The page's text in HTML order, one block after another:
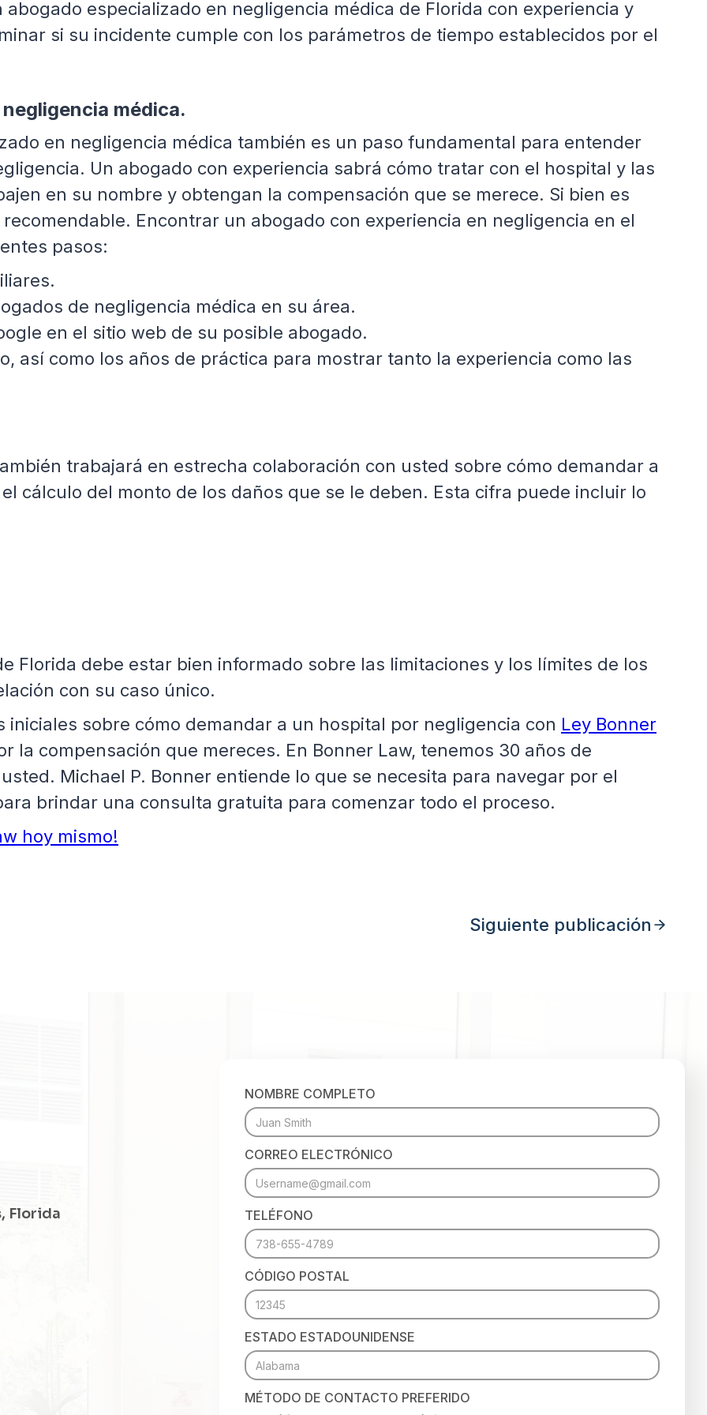
especializado en negligencia médica de Florida con experiencia y
si su incidente cumple con los parámetros de tiempo establecidos por el
médica.
en negligencia médica también es un paso fundamental para entender
Un abogado con experiencia sabrá cómo tratar con el hospital y las
en su nombre y obtengan la compensación que se merece. Si bien es
Encontrar un abogado con experiencia en negligencia en el
pasos:
de negligencia médica en su área.
en el sitio web de su posible abogado.
así como los años de práctica para mostrar tanto la experiencia como las
trabajará en estrecha colaboración con usted sobre cómo demandar a
cálculo del monto de los daños que se le deben. Esta cifra puede incluir lo
Florida debe estar bien informado sobre las limitaciones y los límites de los
con su caso único.
iniciales sobre cómo demandar a un hospital por negligencia con Ley Bonner
la compensación que mereces. En Bonner Law, tenemos 30 años de
Michael P. Bonner entiende lo que se necesita para navegar por el
brindar una consulta gratuita para comenzar todo el proceso.
hoy mismo!
Siguiente publicación
Florida
NOMBRE COMPLETO
CORREO ELECTRÓNICO
TELÉFONO
CÓDIGO POSTAL
ESTADO ESTADOUNIDENSE
MÉTODO DE CONTACTO PREFERIDO